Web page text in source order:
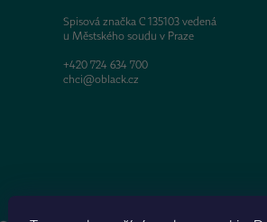
Spisová značka C 135103 vedená
u Městského soudu v Praze
+420 724 634 700
chci@oblack.cz